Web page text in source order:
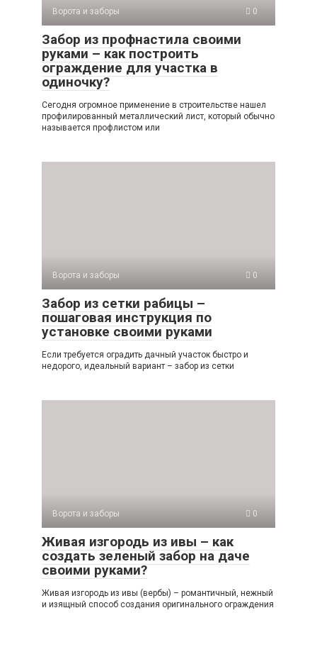
Ворота и заборы 0
Забор из профнастила своими
руками – как построить
ограждение для участка в
одиночку?
Сегодня огромное применение в строительстве нашел
профилированный металлический лист, который обычно
называется профлистом или
Ворота и заборы 0
Забор из сетки рабицы –
пошаговая инструкция по
установке своими руками
Если требуется оградить дачный участок быстро и
недорого, идеальный вариант – забор из сетки
Ворота и заборы 0
Живая изгородь из ивы – как
создать зеленый забор на даче
своими руками?
Живая изгородь из ивы (вербы) – романтичный, нежный
и изящный способ создания оригинального ограждения